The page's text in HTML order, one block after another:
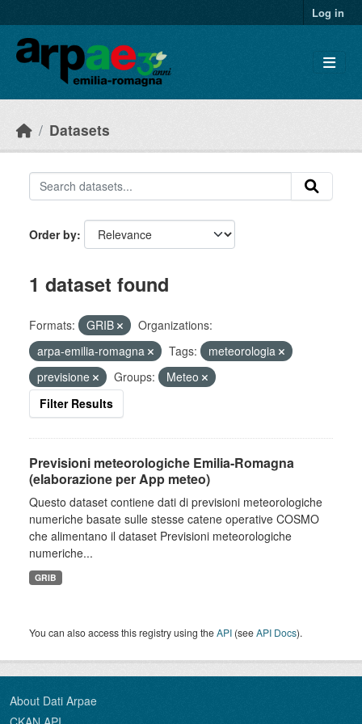
Log in
Datasets
Order by
1 dataset found
Formats: GRIB
Organizations:
arpa-emilia-romagna
Tags:
meteorologia
previsione
Groups:
Meteo
Filter Results
Previsioni meteorologiche Emilia-Romagna
(elaborazione per App meteo)
Questo dataset contiene dati di previsioni meteorologiche
numeriche basate sulle stesse catene operative COSMO
che alimentano il dataset Previsioni meteorologiche
numeriche...
GRIB
You can also access this registry using theAPI (seeAPI Docs).
About Dati Arpae